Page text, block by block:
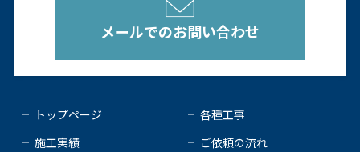
メールでのお問い合わせ
トップページ
各種工事
施工実績
ご依頼の流れ